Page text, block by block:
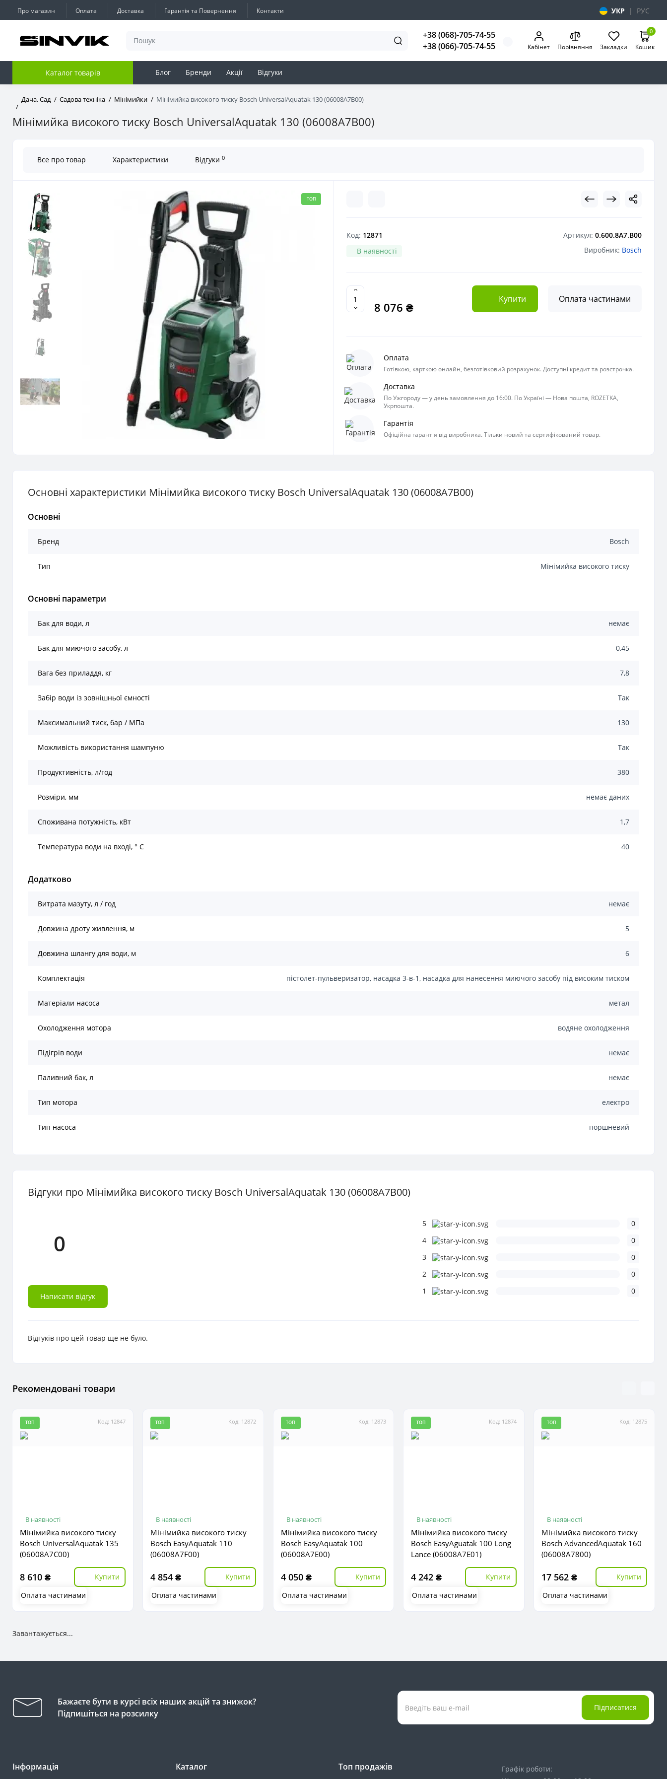
Про магазин Оплата Доставка Гарантія та Повернення Контакти УКР | РУС
+38 (068)-705-74-55
+38 (066)-705-74-55
Кабінет Порівняння Закладки
0
Кошик
Каталог товарів Блог Бренди Акції Відгуки
Дача, Сад Садова техніка Мінімийки Мінімийка високого тиску Bosch UniversalAquatak 130 (06008A7B00)
Мінімийка високого тиску Bosch UniversalAquatak 130 (06008A7B00)
Все про товар Характеристики Відгуки 0
ТОП
Код: 12871 Артикул: 0.600.8A7.B00
Виробник: Bosch
В наявності
8 076 ₴
Купити Оплата частинами
Оплата
Готівкою, карткою онлайн, безготівковий розрахунок. Доступні кредит та розстрочка.
Доставка
По Ужгороду — у день замовлення до 16:00. По Україні — Нова пошта, ROZETKA,
Укрпошта.
Гарантія
Офіційна гарантія від виробника. Тільки новий та сертифікований товар.
Основні характеристики Мінімийка високого тиску Bosch UniversalAquatak 130 (06008A7B00)
Основні
Бренд Bosch
Тип Мінімийка високого тиску
Основні параметри
Бак для води, л немає
Бак для миючого засобу, л 0,45
Вага без приладдя, кг 7,8
Забір води із зовнішньої ємності Так
Максимальний тиск, бар / MПа 130
Можливість використання шампуню Так
Продуктивність, л/год 380
Розміри, мм немає даних
Споживана потужність, кВт 1,7
Температура води на вході, ° C 40
Додатково
Витрата мазуту, л / год немає
Довжина дроту живлення, м 5
Довжина шлангу для води, м 6
Комплектація пістолет-пульверизатор, насадка 3-в-1, насадка для нанесення миючого засобу під високим тиском
Матеріали насоса метал
Охолодження мотора водяне охолодження
Підігрів води немає
Паливний бак, л немає
Тип мотора електро
Тип насоса поршневий
Відгуки про Мінімийка високого тиску Bosch UniversalAquatak 130 (06008A7B00)
0
Написати відгук
5
0
4
0
3
0
2
0
1
0
Відгуків про цей товар ще не було.
Рекомендовані товари
Код: 12847
ТОП
В наявності
Мінімийка високого тиску
Bosch UniversalAquatak 135
(06008A7C00)
8 610 ₴
Купити
Оплата частинами
Код: 12872
ТОП
В наявності
Мінімийка високого тиску
Bosch EasyAquatak 110
(06008A7F00)
4 854 ₴
Купити
Оплата частинами
Код: 12873
ТОП
В наявності
Мінімийка високого тиску
Bosch EasyAquatak 100
(06008A7E00)
4 050 ₴
Купити
Оплата частинами
Код: 12874
ТОП
В наявності
Мінімийка високого тиску
Bosch EasyAguatak 100 Long
Lance (06008A7E01)
4 242 ₴
Купити
Оплата частинами
Код: 12875
ТОП
В наявності
Мінімийка високого тиску
Bosch AdvancedAquatak 160
(06008A7800)
17 562 ₴
Купити
Оплата частинами
Завантажується...
Бажаєте бути в курсі всіх наших акцій та знижок?
Підпишіться на розсилку
Підписатися
Інформація Каталог Топ продажів
Графік роботи: